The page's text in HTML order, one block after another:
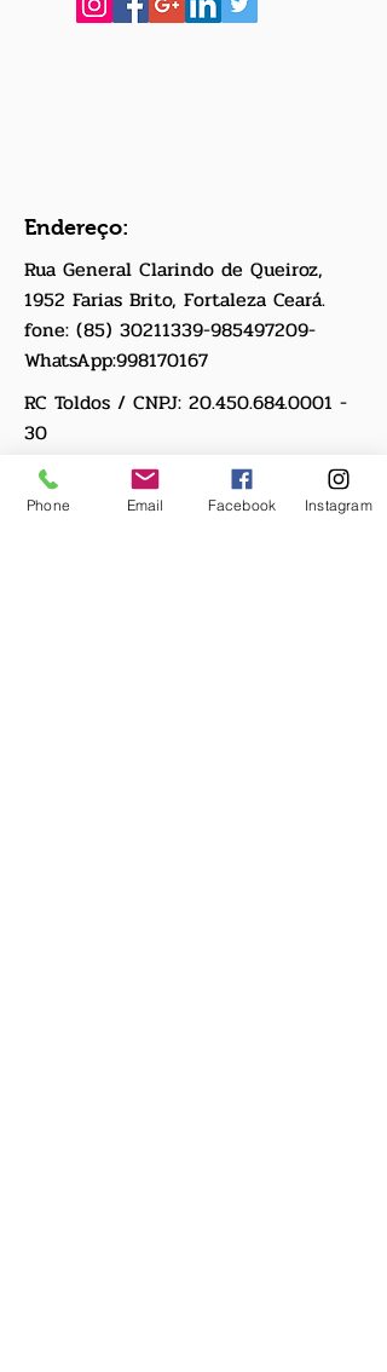
Endereço:
Rua General Clarindo de Queiroz,
1952 Farias Brito, Fortaleza Ceará.
fone: (85) 30211339-985497209-
WhatsApp:998170167
RC Toldos / CNPJ: 20.450.684.0001 -
30
Voltar ao topo
Phone Email Facebook Instagram